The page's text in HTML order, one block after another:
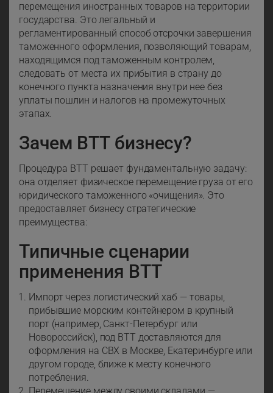
перемещения иностранных товаров на территории
государства. Это легальный и
регламентированный способ отсрочки завершения
таможенного оформления, позволяющий товарам,
находящимся под таможенным контролем,
следовать от места их прибытия в страну до
конечного пункта назначения внутри нее без
уплаты пошлин и налогов на промежуточных
этапах.
Зачем ВТТ бизнесу?
Процедура ВТТ решает фундаментальную задачу:
она отделяет физическое перемещение груза от его
юридического таможенного «очищения». Это
предоставляет бизнесу стратегические
преимущества:
Типичные сценарии
применения ВТТ
Импорт через логистический хаб — товары,
прибывшие морским контейнером в крупный
порт (например, Санкт-Петербург или
Новороссийск), под ВТТ доставляются для
оформления на СВХ в Москве, Екатеринбурге или
другом городе, ближе к месту конечного
потребления.